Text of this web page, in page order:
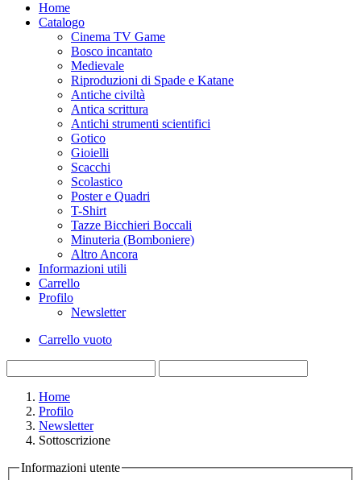
Home
Catalogo
Cinema TV Game
Bosco incantato
Medievale
Riproduzioni di Spade e Katane
Antiche civiltà
Antica scrittura
Antichi strumenti scientifici
Gotico
Gioielli
Scacchi
Scolastico
Poster e Quadri
T-Shirt
Tazze Bicchieri Boccali
Minuteria (Bomboniere)
Altro Ancora
Informazioni utili
Carrello
Profilo
Newsletter
Carrello vuoto
Home
Profilo
Newsletter
Sottoscrizione
Informazioni utente